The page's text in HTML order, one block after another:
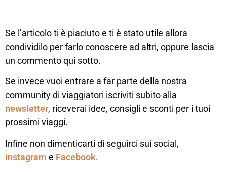
Se l’articolo ti è piaciuto e ti è stato utile allora
condividilo per farlo conoscere ad altri, oppure lascia
un commento qui sotto.
Se invece vuoi entrare a far parte della nostra
community di viaggiatori iscriviti subito alla
newsletter, riceverai idee, consigli e sconti per i tuoi
prossimi viaggi.
Infine non dimenticarti di seguirci sui social,
Instagram e Facebook.